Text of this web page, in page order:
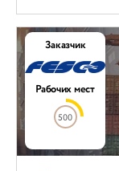
Заказчик
Рабочих мест
500